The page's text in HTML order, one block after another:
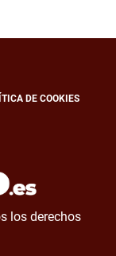
DE COOKIES
los derechos